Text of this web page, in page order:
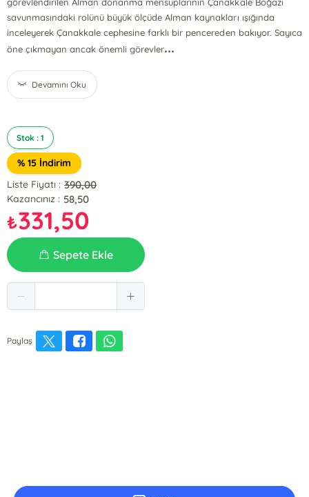
savunmasındaki rolünü büyük ölçüde Alman kaynakları ışığında
inceleyerek Çanakkale cephesine farklı bir pencereden bakıyor. Sayıca
öne çıkmayan ancak önemli görevler...
Devamını Oku
Stok : 1
% 15 İndirim
Liste Fiyatı : 390,00
Kazancınız : 58,50
₺331,50
Sepete Ekle
Paylaş